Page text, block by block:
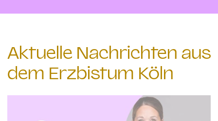
Aktuelle Nachrichten aus
dem Erzbistum Köln